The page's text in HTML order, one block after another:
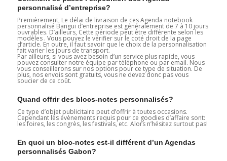
personnalisé d’entreprise?
Premièrement, Le délai de livraison de ces Agenda notebook
personnalisé Bangui d’entreprise est généralement de 7 à 10 jours
ouvrables. D’ailleurs, Cette période peut être différente selon les
modèles . Vous pouvez le vérifier sur le coté droit de la page
d’article. En outre, il faut savoir que le choix de la personnalisation
fait varier les jours de transport.
Par ailleurs, si vous avez besoin d’un service plus rapide, vous
pouvez consulter notre équipe par téléphone ou par email. Nous
vous conseillerons sur nos options pour ce type de situation. De
plus, nos envois sont gratuits, vous ne devez donc pas vous
soucier de ce coût.
Quand offrir des blocs-notes personnalisés?
Ce type d’objet publicitaire peut d’offrir à toutes occasions.
Cependant les évènements requis pour ce goodies d’affaire sont:
les foires, les congrès, les festivals, etc. Alors n’hésitez surtout pas!
En quoi un bloc-notes est-il différent d’un Agendas
personnalisés Gabon?